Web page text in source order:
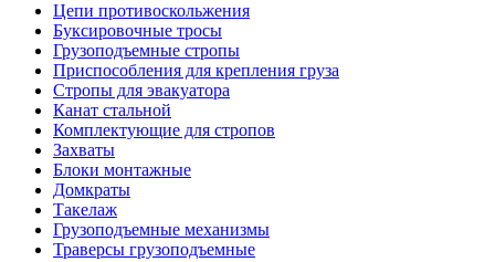
Цепи противоскольжения
Буксировочные тросы
Грузоподъемные стропы
Приспособления для крепления груза
Стропы для эвакуатора
Канат стальной
Комплектующие для стропов
Захваты
Блоки монтажные
Домкраты
Такелаж
Грузоподъемные механизмы
Траверсы грузоподъемные